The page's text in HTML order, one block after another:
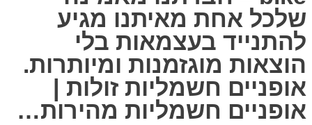
שלכל אחת מאיתנו מגיע
להתנייד בעצמאות בלי
הוצאות מוגזמנות ומיותרות.
אופניים חשמליות זולות |
אופניים חשמליות מהירות…